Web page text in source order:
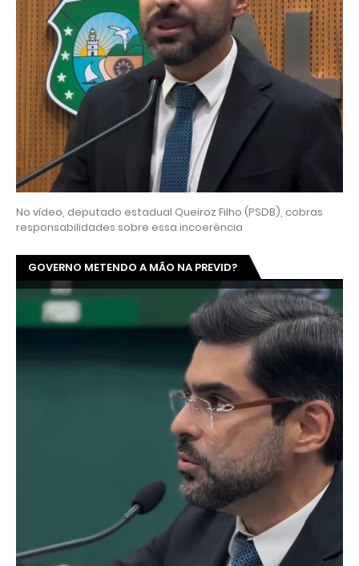
No vídeo, deputado estadual Queiroz Filho (PSDB), cobras
responsabilidades sobre essa incoerência
GOVERNO METENDO A MÃO NA PREVID?